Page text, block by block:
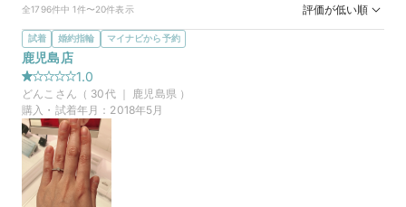
全1796件中 1件〜20件表示 評価が低い順
試着 婚約指輪 マイナビから予約
鹿児島店
1.0
どんこ さん（ 30代 ｜ 鹿児島県 ）
購入・試着年月： 2018年5月